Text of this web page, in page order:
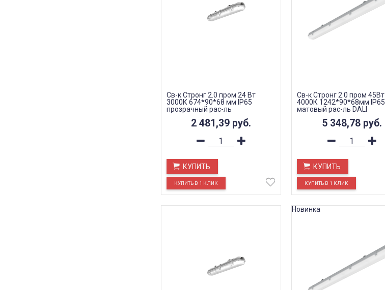
Св-к Стронг 2.0 пром 24 Вт
3000К 674*90*68 мм IP65
прозрачный рас-ль
2 481,39 руб.
КУПИТЬ
Св-к Стронг 2.0 пром 45Вт
4000К 1242*90*68мм IP65
матовый рас-ль DALI
5 348,78 руб.
КУПИТЬ
Новинка